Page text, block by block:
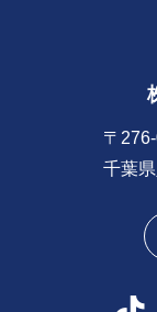
〒
千葉